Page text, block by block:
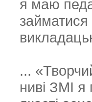
я маю
займатися
...
ниві ЗМІ я